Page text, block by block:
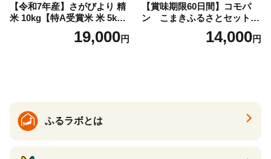
【令和7年産】さがびより 精
米 10kg【特A受賞米 米 5kg×
2袋 お米 コメ こめ 国産 美味
しい ブランド米 人気 ランキ
19,000円
【賞味期限60日間】コモパ
ン こまきふるさとセット
（24個入り）／災害用備蓄
保存食 非常食 防災グッズに
14,000円
ふるラボとは